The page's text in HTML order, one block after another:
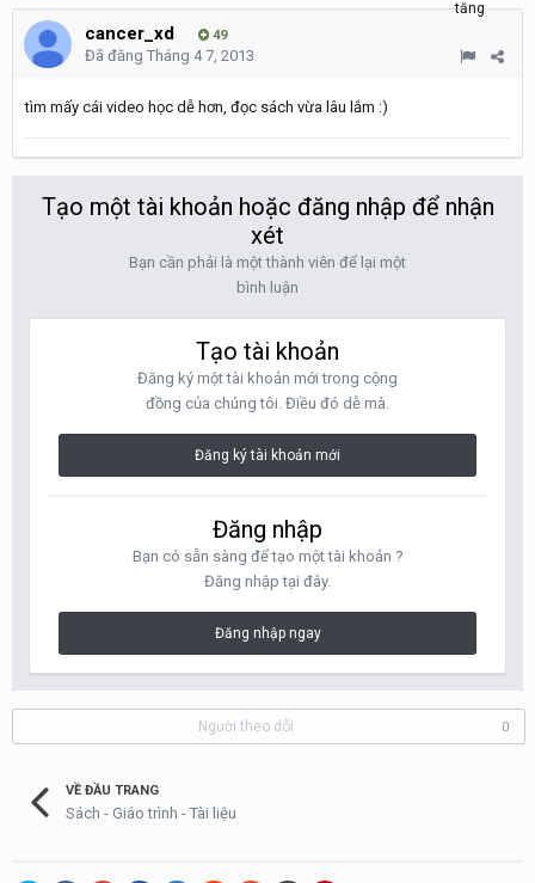
cancer_xd 49
Đã đăng Tháng 4 7, 2013
tìm mấy cái video học dễ hơn, đọc sách vừa lâu lắm :)
Tạo một tài khoản hoặc đăng nhập để nhận
xét
Bạn cần phải là một thành viên để lại một
bình luận
Tạo tài khoản
Đăng ký một tài khoản mới trong cộng
đồng của chúng tôi. Điều đó dễ mà.
Đăng ký tài khoản mới
Đăng nhập
Bạn có sẵn sàng để tạo một tài khoản ?
Đăng nhập tại đây.
Đăng nhập ngay
Người theo dõi 0
VỀ ĐẦU TRANG
Sách - Giáo trình - Tài liệu